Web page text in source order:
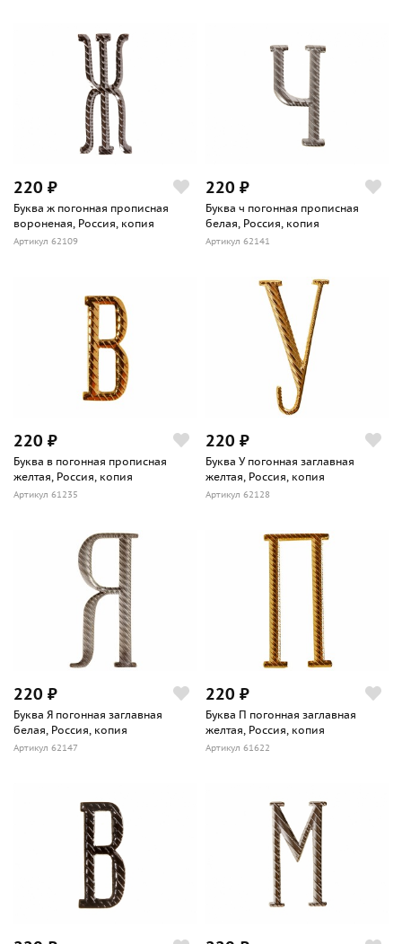
220 ₽
Буква ж погонная прописная
вороненая, Россия, копия
Артикул 62109
220 ₽
Буква ч погонная прописная
белая, Россия, копия
Артикул 62141
220 ₽
Буква в погонная прописная
желтая, Россия, копия
Артикул 61235
220 ₽
Буква У погонная заглавная
желтая, Россия, копия
Артикул 62128
220 ₽
Буква Я погонная заглавная
белая, Россия, копия
Артикул 62147
220 ₽
Буква П погонная заглавная
желтая, Россия, копия
Артикул 61622